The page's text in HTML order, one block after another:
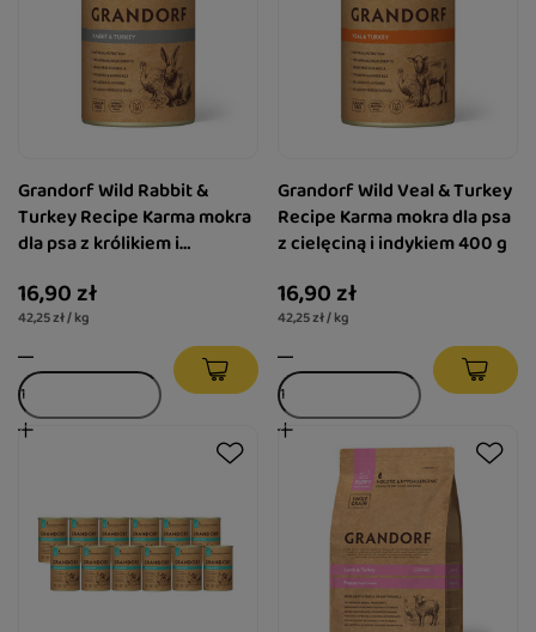
Grandorf Wild Rabbit &
Turkey Recipe Karma mokra
dla psa z królikiem i
16,90 zł
42,25 zł / kg
Grandorf Wild Veal & Turkey
Recipe Karma mokra dla psa
z cielęciną i indykiem 400 g
16,90 zł
42,25 zł / kg